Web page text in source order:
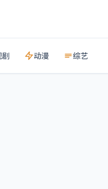
动漫 综艺